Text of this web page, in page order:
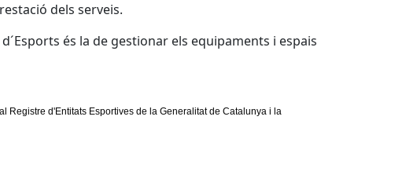
dels serveis.
és la de gestionar els equipaments i espais
Registre d'Entitats Esportives de la Generalitat de Catalunya i la